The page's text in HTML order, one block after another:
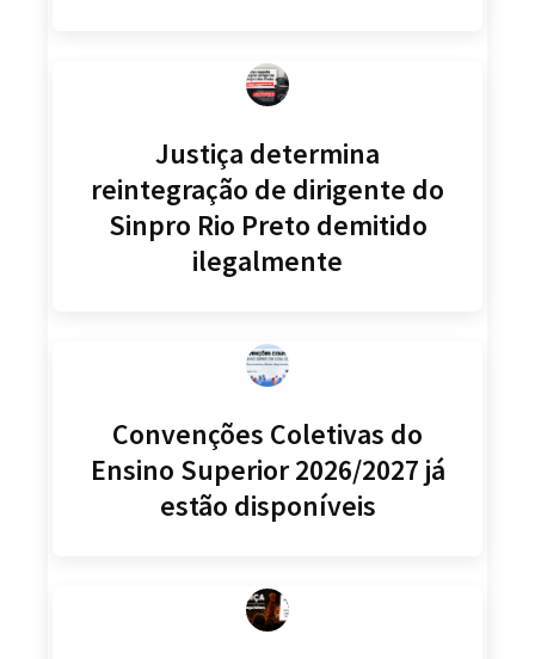
Justiça determina
reintegração de dirigente do
Sinpro Rio Preto demitido
ilegalmente
Convenções Coletivas do
Ensino Superior 2026/2027 já
estão disponíveis